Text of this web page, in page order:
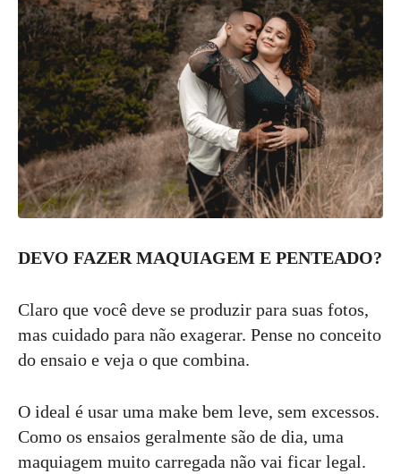
DEVO FAZER MAQUIAGEM E PENTEADO?
Claro que você deve se produzir para suas fotos,
mas cuidado para não exagerar. Pense no conceito
do ensaio e veja o que combina.
O ideal é usar uma make bem leve, sem excessos.
Como os ensaios geralmente são de dia, uma
maquiagem muito carregada não vai ficar legal.